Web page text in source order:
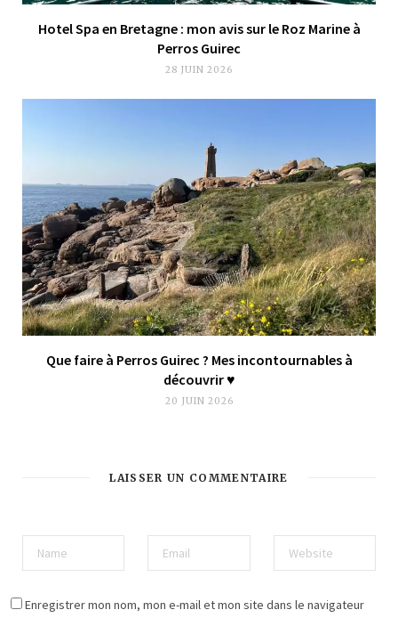
Hotel Spa en Bretagne : mon avis sur le Roz Marine à
Perros Guirec
28 JUIN 2026
Que faire à Perros Guirec ? Mes incontournables à
découvrir ♥︎
20 JUIN 2026
LAISSER UN COMMENTAIRE
Enregistrer mon nom, mon e-mail et mon site dans le navigateur